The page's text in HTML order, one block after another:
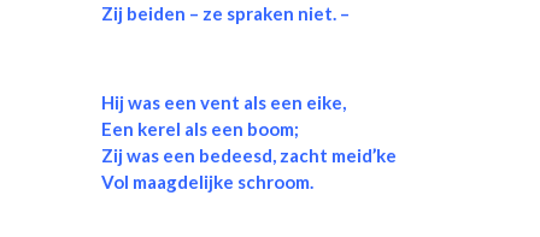
Zij beiden – ze spraken niet. –
Hij was een vent als een eike,
Een kerel als een boom;
Zij was een bedeesd, zacht meid’ke
Vol maagdelijke schroom.